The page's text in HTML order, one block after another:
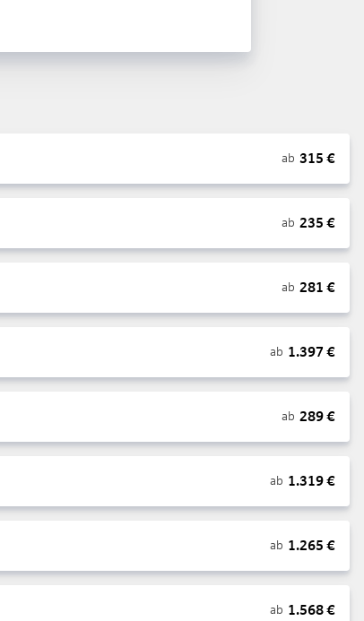
ab 315 €
ab 235 €
ab 281 €
ab 1.397 €
ab 289€
ab 1.319€
ab 1.265 €
ab 1.568€